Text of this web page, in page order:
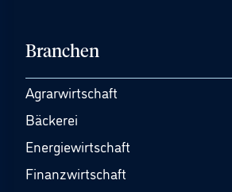
Branchen
Agrarwirtschaft
Bäckerei
Energiewirtschaft
Finanzwirtschaft